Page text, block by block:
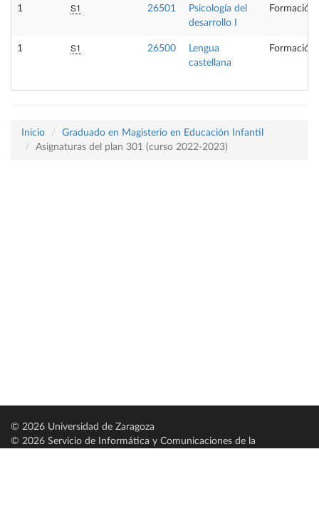
1 S1 26501
Psicología del
desarrollo I
Formación
1 S1 26500
Lengua
castellana
Formación
Inicio
Graduado en Magisterio en Educación Infantil
Asignaturas del plan 301 (curso 2022-2023)
© 2026 Universidad de Zaragoza
© 2026 Servicio de Informática y Comunicaciones de la